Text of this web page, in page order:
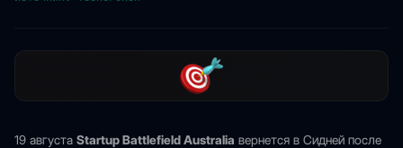
19 августа Startup Battlefield Australia вернется в Сидней после